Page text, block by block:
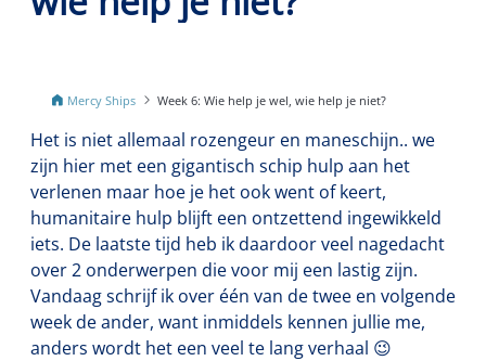
Mercy Ships Week 6: Wie help je wel, wie help je niet?
Het is niet allemaal rozengeur en maneschijn.. we
zijn hier met een gigantisch schip hulp aan het
verlenen maar hoe je het ook went of keert,
humanitaire hulp blijft een ontzettend ingewikkeld
iets. De laatste tijd heb ik daardoor veel nagedacht
over 2 onderwerpen die voor mij een lastig zijn.
Vandaag schrijf ik over één van de twee en volgende
week de ander, want inmiddels kennen jullie me,
anders wordt het een veel te lang verhaal 😉